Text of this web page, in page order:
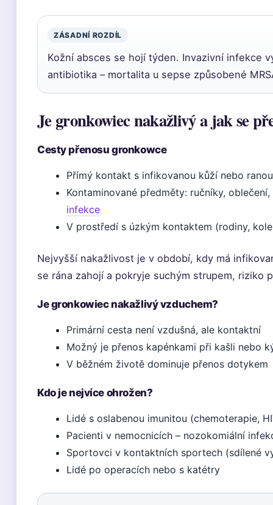
ZÁSADNÍ ROZDÍL
Kožní absces se hojí týden. Invazivní infekce
antibiotika – mortalita u sepse způsobené
Je gronkowiec nakažlivý a jak se
Cesty přenosu gronkowce
Přímý kontakt s infikovanou kůží nebo
Kontaminované předměty: ručníky,
infekce
V prostředí s úzkým kontaktem (rodiny,
Nejvyšší nakažlivost je v období, kdy má
se rána zahojí a pokryje suchým strupem, riziko
Je gronkowiec nakažlivý vzduchem?
Primární cesta není vzdušná, ale kontaktní
Možný je přenos kapénkami při kašli nebo
V běžném životě dominuje přenos dotykem
Kdo je nejvíce ohrožen?
Lidé s oslabenou imunitou (chemoterapie,
Pacienti v nemocnicích – nozokomiální
Sportovci v kontaktních sportech (sdílené
Lidé po operacích nebo s katétry